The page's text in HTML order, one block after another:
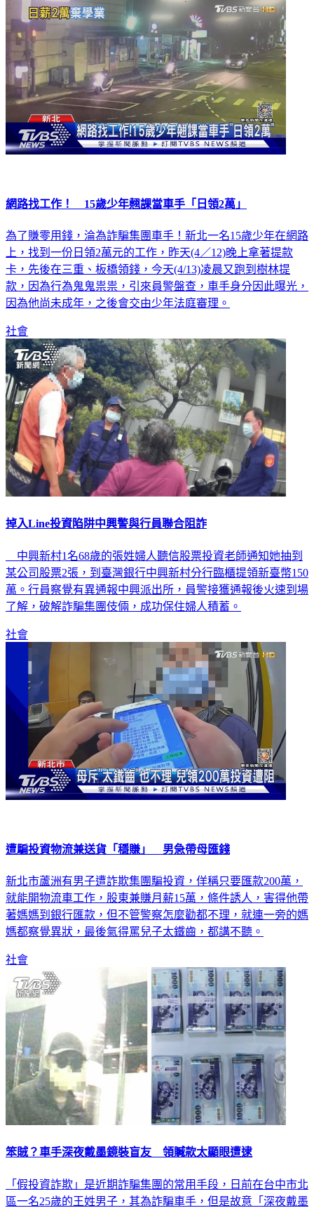
網路找工作！ 15歲少年翹課當車手「日領2萬」
為了賺零用錢，淪為詐騙集團車手！新北一名15歲少年在網路
上，找到一份日領2萬元的工作，昨天(4／12)晚上拿著提款
卡，先後在三重、板橋領錢，今天(4/13)凌晨又跑到樹林提
款，因為行為鬼鬼祟祟，引來員警盤查，車手身分因此曝光，
因為他尚未成年，之後會交由少年法庭審理。
社會
掉入Line投資陷阱中興警與行員聯合阻詐
中興新村1名68歲的張姓婦人聽信股票投資老師通知她抽到
某公司股票2張，到臺灣銀行中興新村分行臨櫃提領新臺幣150
萬。行員察覺有異通報中興派出所，員警接獲通報後火速到場
了解，破解詐騙集團伎倆，成功保住婦人積蓄。
社會
遭騙投資物流兼送貨「穩賺」 男急帶母匯錢
新北市蘆洲有男子遭詐欺集團騙投資，佯稱只要匯款200萬，
就能開物流車工作，股東兼賺月薪15萬，條件誘人，害得他帶
著媽媽到銀行匯款，但不管警察怎麼勸都不理，就連一旁的媽
媽都察覺異狀，最後氣得罵兒子太鐵齒，都講不聽。
社會
笨賊？車手深夜戴墨鏡裝盲友 領贓款太顯眼遭逮
「假投資詐欺」是近期詐騙集團的常用手段，日前在台中市北
區一名25歲的王姓男子，其為詐騙車手，但是故意「深夜戴墨